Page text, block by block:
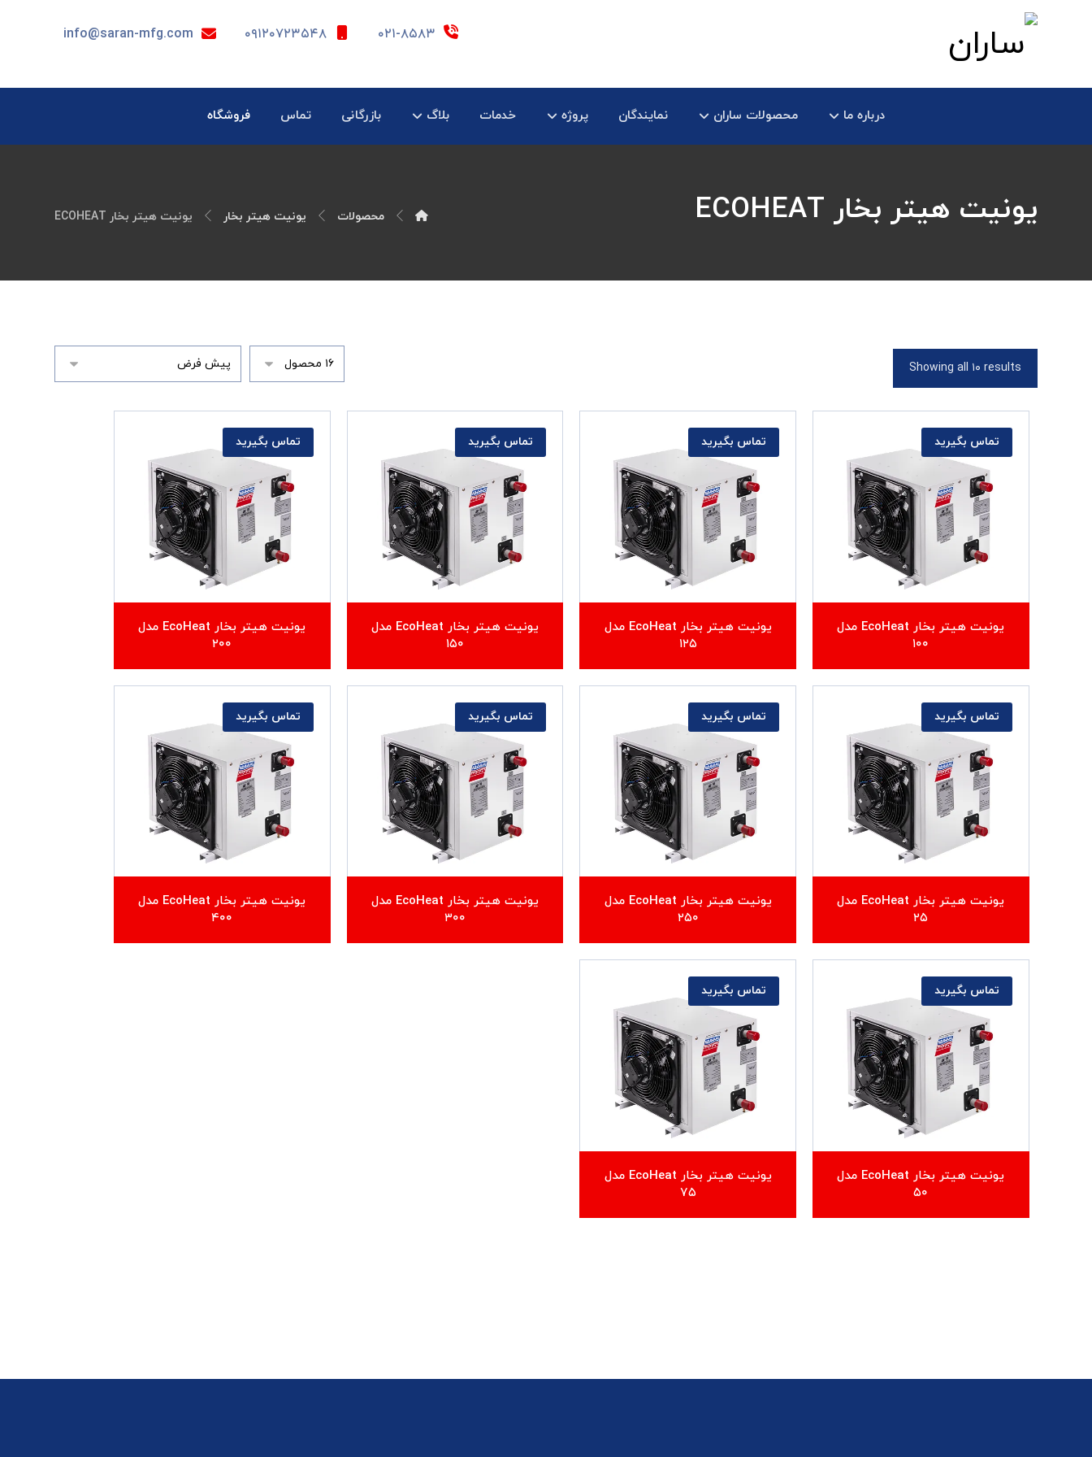
info@saran-mfg.com ۰۹۱۲۰۷۲۳۵۴۸ ۰۲۱-۸۵۸۳
درباره ما محصولات ساران نمایندگان پروژه خدمات بلاگ بازرگانی تماس فروشگاه
یونیت هیتر بخار ECOHEAT محصولات یونیت هیتر بخار یونیت هیتر بخار ECOHEAT
Showing all ۱۰ results
یونیت هیتر بخار EcoHeat مدل
۱۰۰
تماس بگیرید
یونیت هیتر بخار EcoHeat مدل
۱۲۵
تماس بگیرید
یونیت هیتر بخار EcoHeat مدل
۱۵۰
تماس بگیرید
یونیت هیتر بخار EcoHeat مدل
۲۰۰
تماس بگیرید
یونیت هیتر بخار EcoHeat مدل
۲۵
تماس بگیرید
یونیت هیتر بخار EcoHeat مدل
۲۵۰
تماس بگیرید
یونیت هیتر بخار EcoHeat مدل
۳۰۰
تماس بگیرید
یونیت هیتر بخار EcoHeat مدل
۴۰۰
تماس بگیرید
یونیت هیتر بخار EcoHeat مدل
۵۰
تماس بگیرید
یونیت هیتر بخار EcoHeat مدل
۷۵
تماس بگیرید